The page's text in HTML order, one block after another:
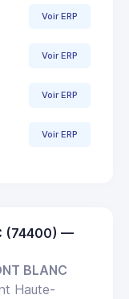
Voir ERP
Voir ERP
Voir ERP
Voir ERP
(74400) —
BLANC
Haute-